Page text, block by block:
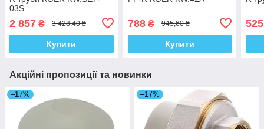
03S
2 857 ₴ 3 428,40 ₴
Купити
788₴ 945,60 ₴
Купити
525
Акційні пропозиції та новинки
–17% –17%